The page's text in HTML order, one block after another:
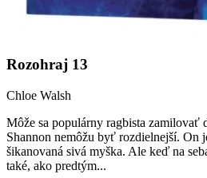
Rozohraj 13
Chloe Walsh
Môže sa populárny ragbista zamilovať
Shannon nemôžu byť rozdielnejší. On
šikanovaná sivá myška. Ale keď na
také, ako predtým...